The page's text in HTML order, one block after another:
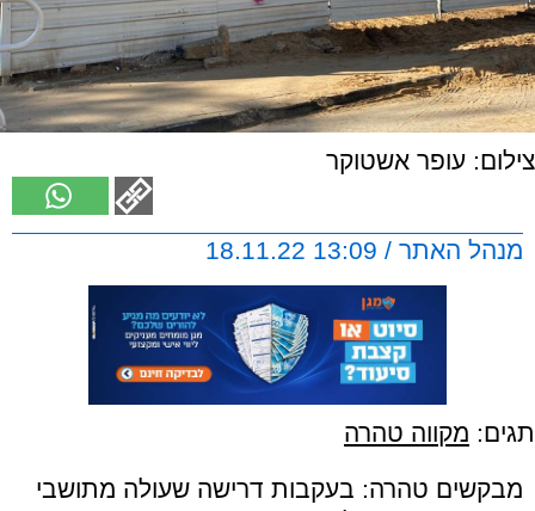
צילום: עופר אשטוקר
מנהל האתר / 13:09 18.11.22
תגים: מקווה טהרה
מבקשים טהרה: בעקבות דרישה שעולה מתושבי